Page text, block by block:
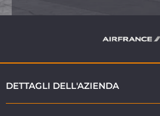
DETTAGLI DELL'AZIENDA